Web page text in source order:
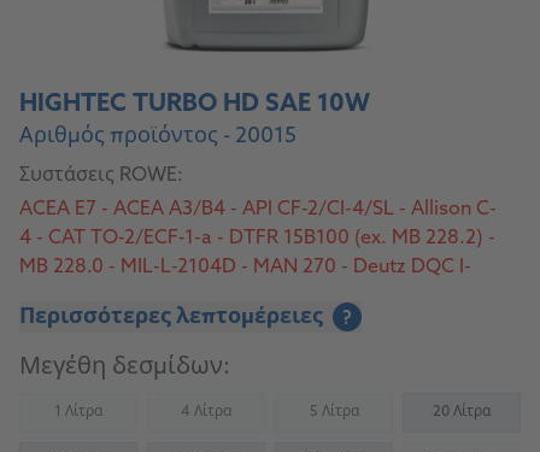
HIGHTEC TURBO HD SAE 10W
Αριθμός προϊόντος - 20015
Συστάσεις ROWE:
ACEA E7 - ACEA A3/B4 - API CF-2/CI-4/SL - Allison C-
4 - CAT TO-2/ECF-1-a - DTFR 15B100 (ex. MB 228.2) -
MB 228.0 - MIL-L-2104D - MAN 270 - Deutz DQC I-
VDS/VDS-2/VDS-3
Περισσότερες λεπτομέρειες ?
Μεγέθη δεσμίδων:
1 Λίτρα(Not available) 4 Λίτρα(Not available) 5 Λίτρα
(Not available) 20 Λίτρα